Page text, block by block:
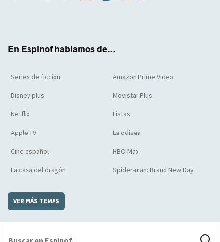
En Espinof hablamos de...
Series de ficción Amazon Prime Video
Disney plus Movistar Plus
Netflix Listas
Apple TV La odisea
Cine español HBO Max
La casa del dragón Spider-man: Brand New Day
VER MÁS TEMAS